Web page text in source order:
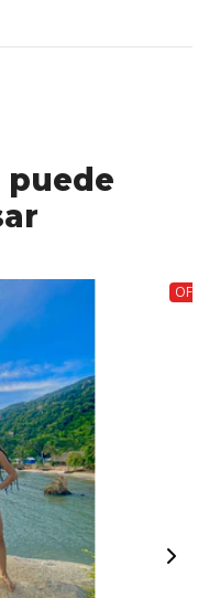
puede